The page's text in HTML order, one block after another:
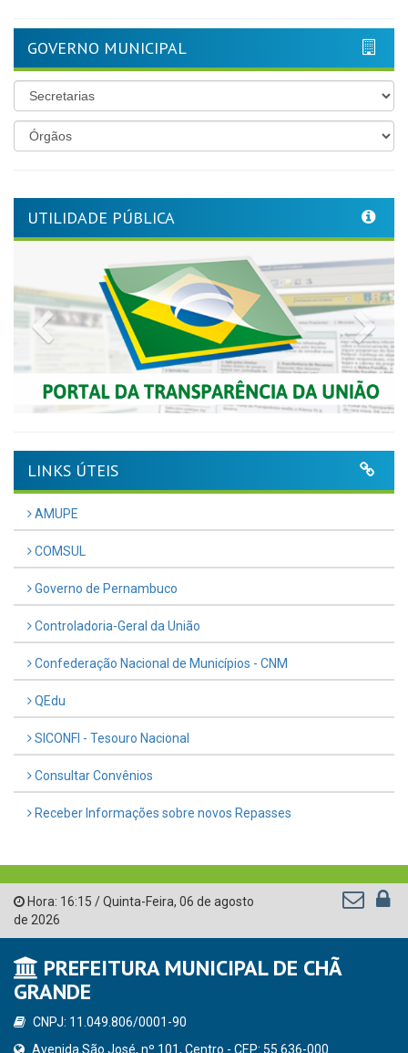
GOVERNO MUNICIPAL
UTILIDADE PÚBLICA
Previous
LINKS ÚTEIS
AMUPE
COMSUL
Governo de Pernambuco
Controladoria-Geral da União
Confederação Nacional de Municípios - CNM
QEdu
SICONFI - Tesouro Nacional
Consultar Convênios
Receber Informações sobre novos Repasses
Hora: 16:15 /Quinta-Feira, 06 de agosto
de 2026
PREFEITURA MUNICIPAL DE CHÃ
GRANDE
CNPJ: 11.049.806/0001-90
Avenida São José, nº 101, Centro - CEP: 55.636-000